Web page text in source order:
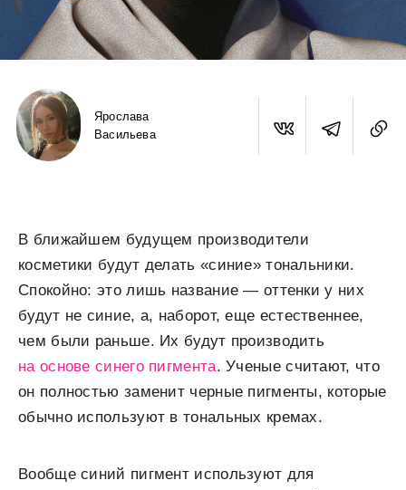
Ярослава
Васильева
В ближайшем будущем производители
косметики будут делать «синие» тональники.
Спокойно: это лишь название — оттенки у них
будут не синие, а, наборот, еще естественнее,
чем были раньше. Их будут производить
на основе синего пигмента. Ученые считают, что
он полностью заменит черные пигменты, которые
обычно используют в тональных кремах.
Вообще синий пигмент используют для